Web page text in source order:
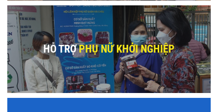
HỖ TRỢPHỤ NỮ KHỞI NGHIỆP